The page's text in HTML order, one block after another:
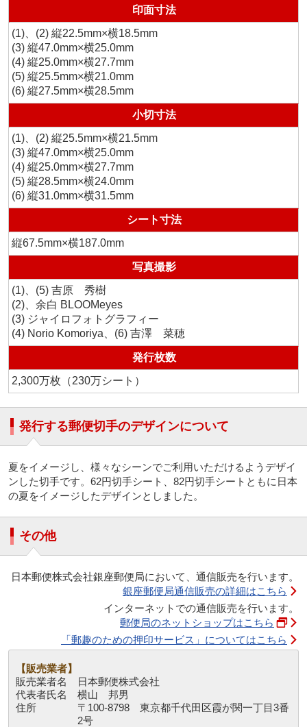
印面寸法
(1)、(2) 縦22.5mm×横18.5mm
(3) 縦47.0mm×横25.0mm
(4) 縦25.0mm×横27.7mm
(5) 縦25.5mm×横21.0mm
(6) 縦27.5mm×横28.5mm
小切寸法
(1)、(2) 縦25.5mm×横21.5mm
(3) 縦47.0mm×横25.0mm
(4) 縦25.0mm×横27.7mm
(5) 縦28.5mm×横24.0mm
(6) 縦31.0mm×横31.5mm
シート寸法
縦67.5mm×横187.0mm
写真撮影
(1)、(5) 吉原 秀樹
(2)、余白 BLOOMeyes
(3) ジャイロフォトグラフィー
(4) Norio Komoriya、(6) 吉澤 菜穂
発行枚数
2,300万枚（230万シート）
発行する郵便切手のデザインについて
夏をイメージし、様々なシーンでご利用いただけるようデザイ
ンした切手です。62円切手シート、82円切手シートともに日本
の夏をイメージしたデザインとしました。
その他
日本郵便株式会社銀座郵便局において、通信販売を行います。
銀座郵便局通信販売の詳細はこちら
インターネットでの通信販売を行います。
郵便局のネットショップはこちら
「郵趣のための押印サービス」についてはこちら
【販売業者】
販売業者名
日本郵便株式会社
代表者氏名
横山 邦男
住所
〒100-8798 東京都千代田区霞が関一丁目3番
2号